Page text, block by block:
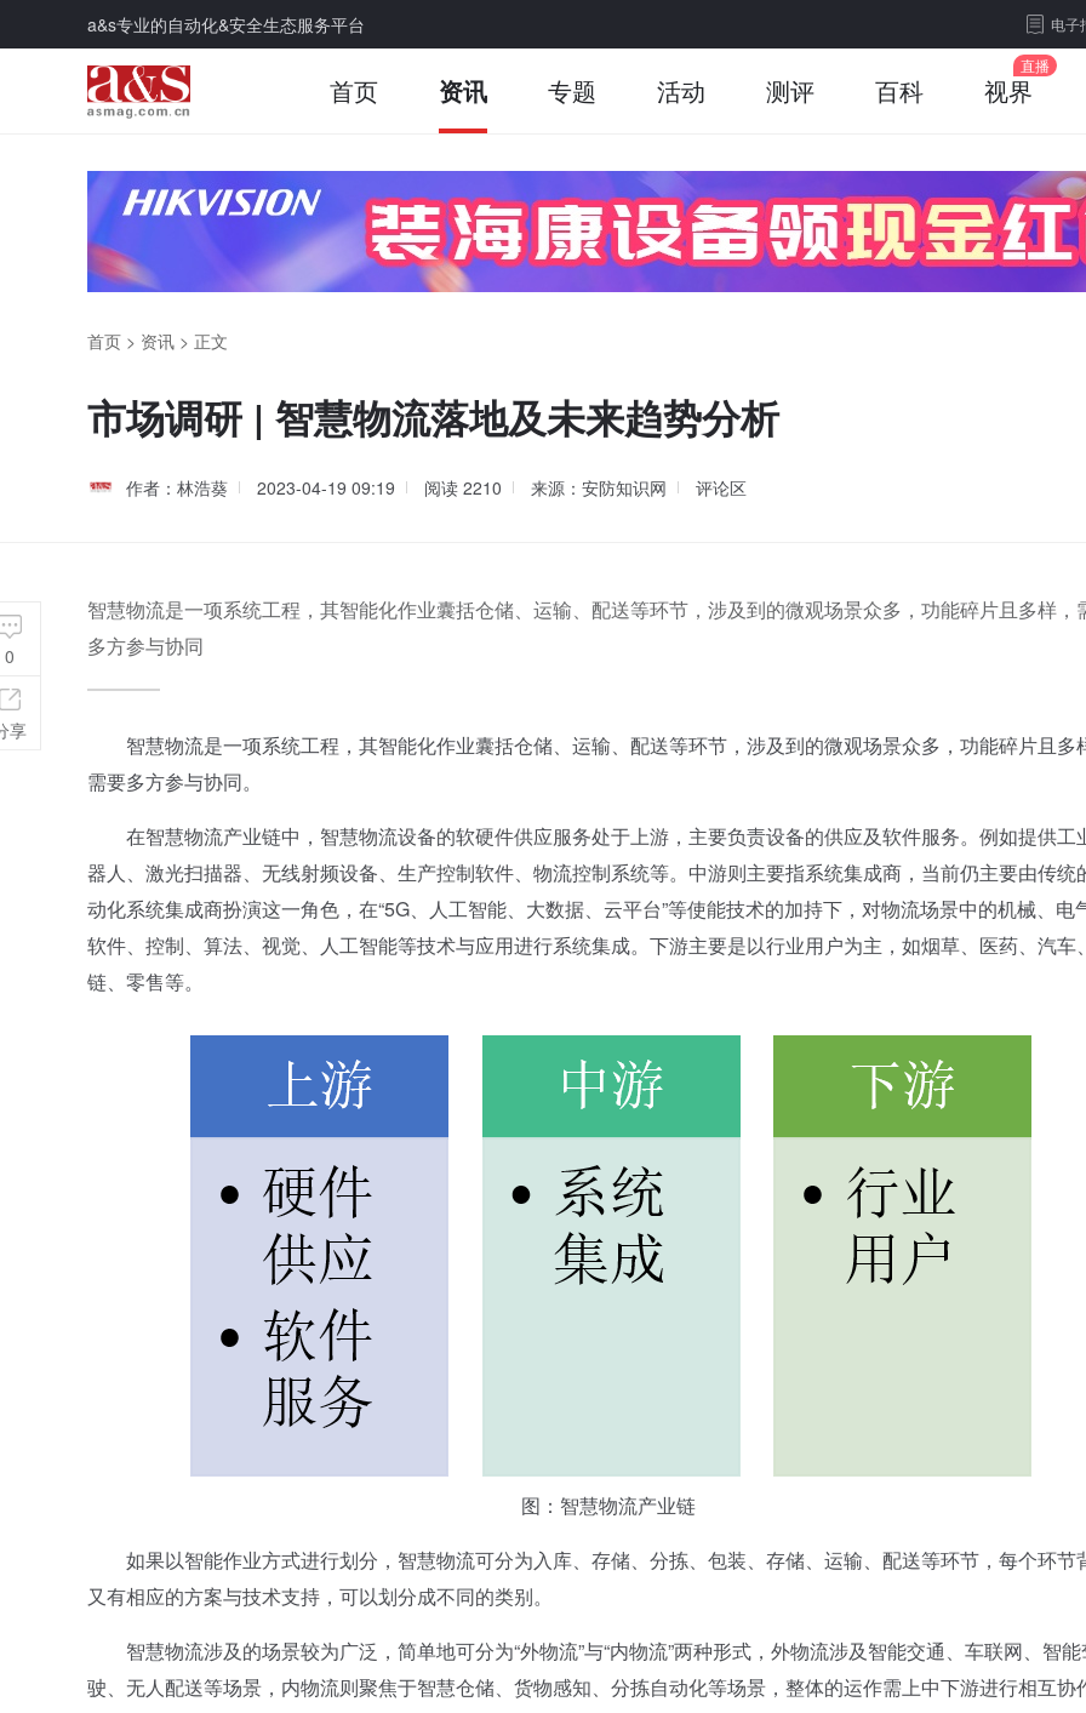
a&s专业的自动化&安全生态服务平台 电子
首页 资讯 专题 活动 测评 百科 视界
首页 > 资讯 > 正文
市场调研 | 智慧物流落地及未来趋势分析
作者：林浩葵 2023-04-19 09:19 阅读 2210 来源：安防知识网 评论区
智慧物流是一项系统工程，其智能化作业囊括仓储、运输、配送等环节，涉及到的微观场景众多，功能碎片且多样，
多方参与协同
智慧物流是一项系统工程，其智能化作业囊括仓储、运输、配送等环节，涉及到的微观场景众多，功能碎片且多
需要多方参与协同。
在智慧物流产业链中，智慧物流设备的软硬件供应服务处于上游，主要负责设备的供应及软件服务。例如提供工
器人、激光扫描器、无线射频设备、生产控制软件、物流控制系统等。中游则主要指系统集成商，当前仍主要由传统
动化系统集成商扮演这一角色，在“5G、人工智能、大数据、云平台”等使能技术的加持下，对物流场景中的机械、电气
软件、控制、算法、视觉、人工智能等技术与应用进行系统集成。下游主要是以行业用户为主，如烟草、医药、汽车
链、零售等。
图：智慧物流产业链
如果以智能作业方式进行划分，智慧物流可分为入库、存储、分拣、包装、存储、运输、配送等环节，每个环节
又有相应的方案与技术支持，可以划分成不同的类别。
智慧物流涉及的场景较为广泛，简单地可分为“外物流”与“内物流”两种形式，外物流涉及智能交通、车联网、智能
驶、无人配送等场景，内物流则聚焦于智慧仓储、货物感知、分拣自动化等场景，整体的运作需上中下游进行相互协
0
享